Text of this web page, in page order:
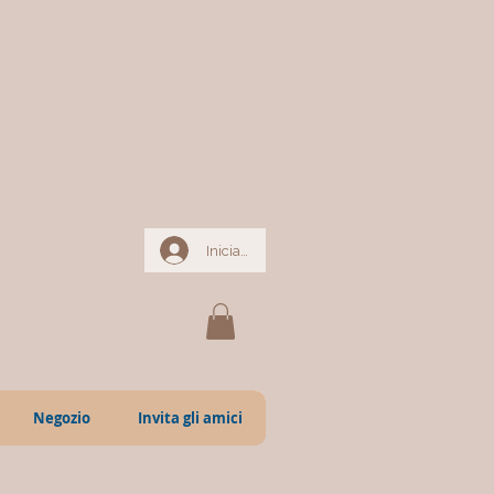
Negozio Invita gli amici
Iniciar sesión